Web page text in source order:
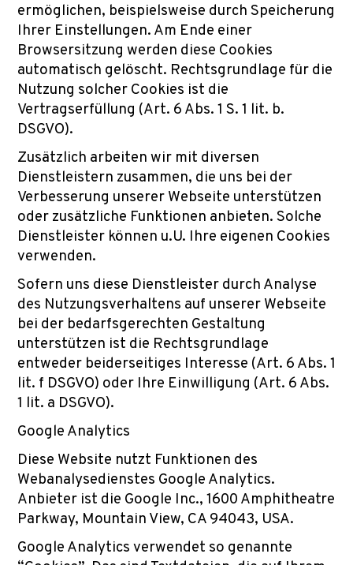
ermöglichen, beispielsweise durch Speicherung
Ihrer Einstellungen. Am Ende einer
Browsersitzung werden diese Cookies
automatisch gelöscht. Rechtsgrundlage für die
Nutzung solcher Cookies ist die
Vertragserfüllung (Art. 6 Abs. 1 S. 1 lit. b.
DSGVO).
Zusätzlich arbeiten wir mit diversen
Dienstleistern zusammen, die uns bei der
Verbesserung unserer Webseite unterstützen
oder zusätzliche Funktionen anbieten. Solche
Dienstleister können u.U. Ihre eigenen Cookies
verwenden.
Sofern uns diese Dienstleister durch Analyse
des Nutzungsverhaltens auf unserer Webseite
bei der bedarfsgerechten Gestaltung
unterstützen ist die Rechtsgrundlage
entweder beiderseitiges Interesse (Art. 6 Abs. 1
lit. f DSGVO) oder Ihre Einwilligung (Art. 6 Abs.
1 lit. a DSGVO).
Google Analytics
Diese Website nutzt Funktionen des
Webanalysedienstes Google Analytics.
Anbieter ist die Google Inc., 1600 Amphitheatre
Parkway, Mountain View, CA 94043, USA.
Google Analytics verwendet so genannte